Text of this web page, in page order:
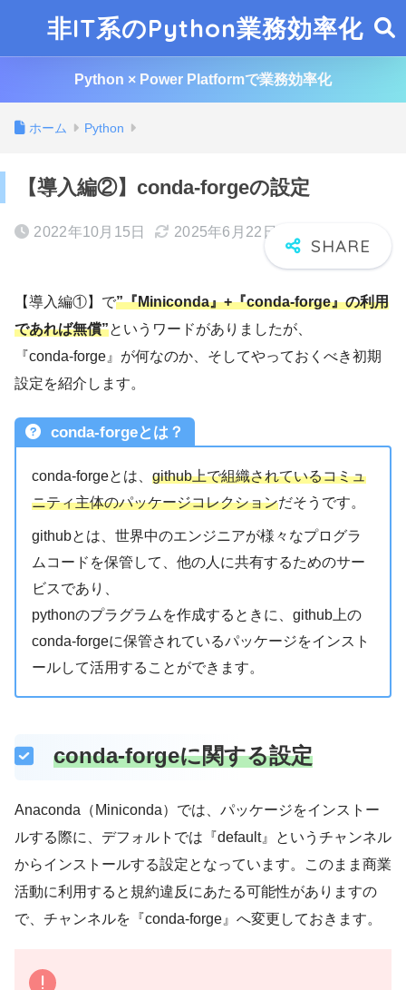
非IT系のPython業務効率化
Python × Power Platformで業務効率化
ホーム Python
【導入編②】conda-forgeの設定
2022年10月15日 2025年6月22日
【導入編①】で”『Miniconda』+『conda-forge』の利用
であれば無償”というワードがありましたが、
『conda-forge』が何なのか、そしてやっておくべき初期
設定を紹介します。
conda-forgeとは？
conda-forgeとは、github上で組織されているコミュ
ニティ主体のパッケージコレクションだそうです。
githubとは、世界中のエンジニアが様々なプログラ
ムコードを保管して、他の人に共有するためのサー
ビスであり、
pythonのプラグラムを作成するときに、github上の
conda-forgeに保管されているパッケージをインスト
ールして活用することができます。
conda-forgeに関する設定
Anaconda（Miniconda）では、パッケージをインストー
ルする際に、デフォルトでは『default』というチャンネル
からインストールする設定となっています。このまま商業
活動に利用すると規約違反にあたる可能性がありますの
で、チャンネルを『conda-forge』へ変更しておきます。